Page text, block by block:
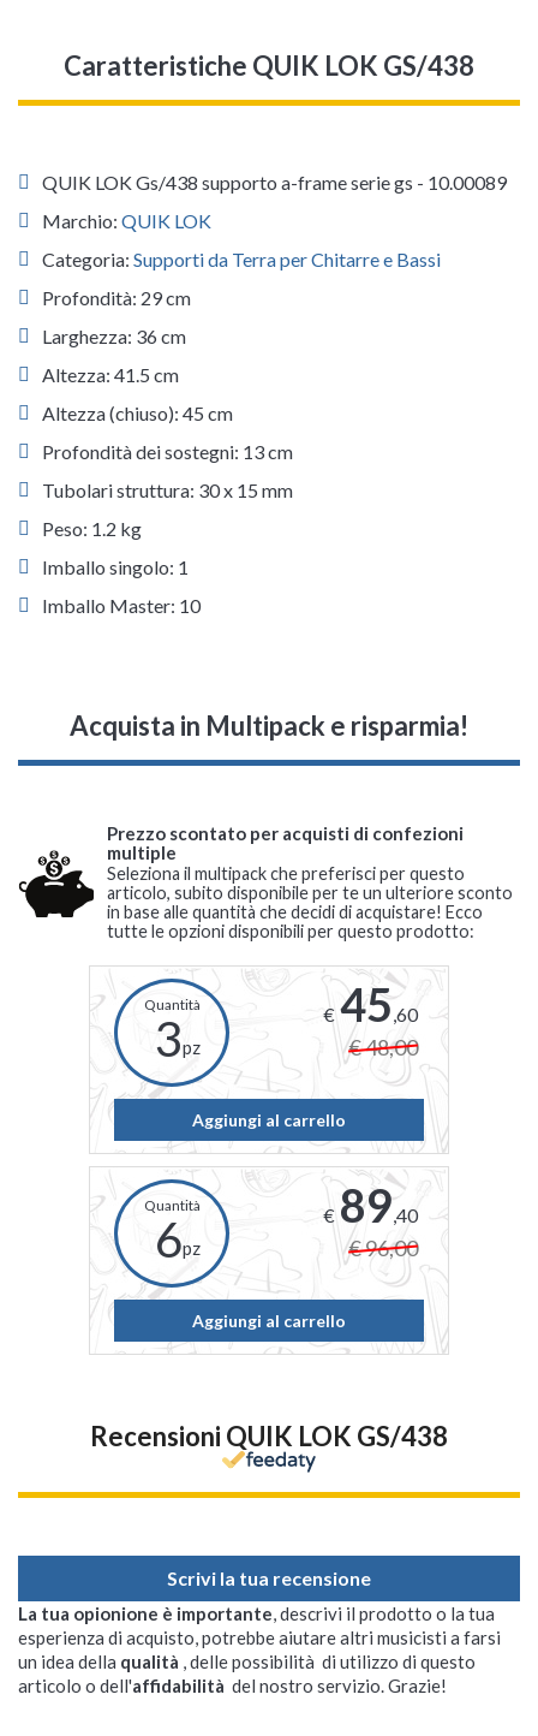
Caratteristiche QUIK LOK GS/438
QUIK LOK Gs/438 supporto a-frame serie gs - 10.00089
Marchio: QUIK LOK
Categoria: Supporti da Terra per Chitarre e Bassi
Profondità: 29 cm
Larghezza: 36 cm
Altezza: 41.5 cm
Altezza (chiuso): 45 cm
Profondità dei sostegni: 13 cm
Tubolari struttura: 30 x 15 mm
Peso: 1.2 kg
Imballo singolo: 1
Imballo Master: 10
Acquista in Multipack e risparmia!
Prezzo scontato per acquisti di confezioni
multiple
Seleziona il multipack che preferisci per questo
articolo, subito disponibile per te un ulteriore sconto
in base alle quantità che decidi di acquistare! Ecco
tutte le opzioni disponibili per questo prodotto:
3pz
€ 45,60
€ 48,00
Aggiungi al carrello
6pz
€ 89,40
€ 96,00
Aggiungi al carrello
Recensioni QUIK LOK GS/438
Scrivi la tua recensione
La tua opionione è importante, descrivi il prodotto o la tua
esperienza di acquisto, potrebbe aiutare altri musicisti a farsi
un idea della qualità , delle possibilità di utilizzo di questo
articolo o dell'affidabilità del nostro servizio. Grazie!